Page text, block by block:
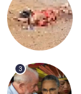
3